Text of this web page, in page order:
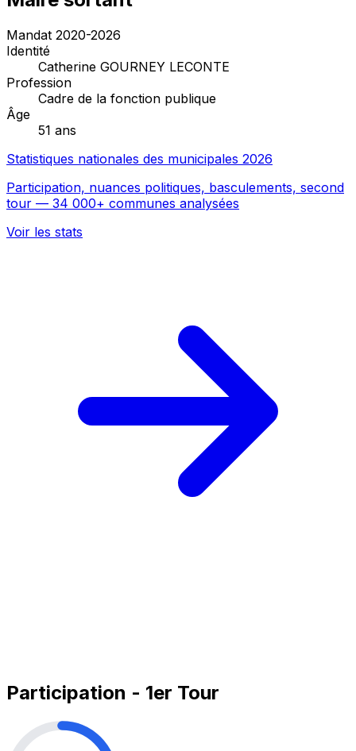
Mandat 2020-2026
Identité
Catherine GOURNEY LECONTE
Profession
Cadre de la fonction publique
Âge
51 ans
Statistiques nationales des municipales 2026
Participation, nuances politiques, basculements, second
tour — 34 000+ communes analysées
Voir les stats
Participation - 1er Tour